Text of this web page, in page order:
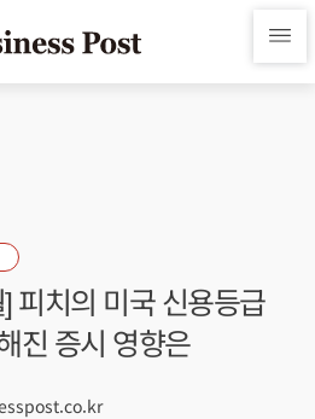
피치의 미국 신용등급
진 증시 영향은